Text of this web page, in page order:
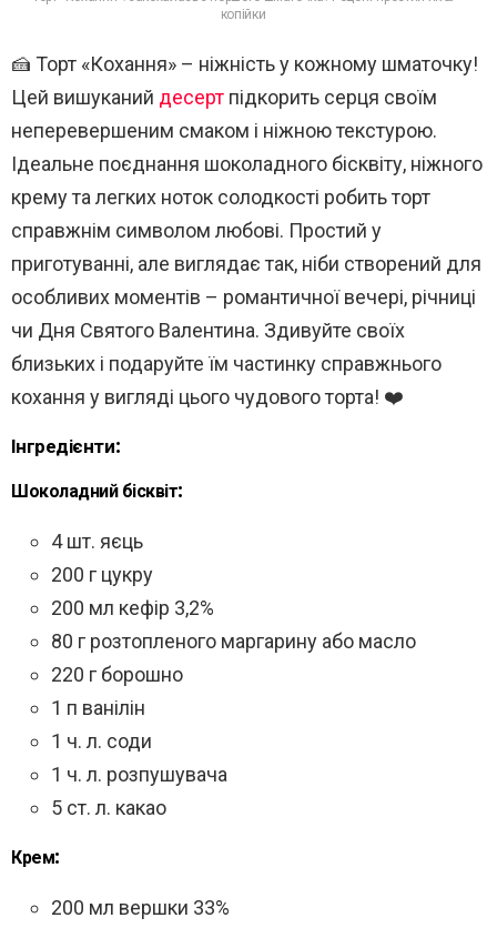
копійки
🍰 Торт «Кохання» – ніжність у кожному шматочку!
Цей вишуканий десерт підкорить серця своїм
неперевершеним смаком і ніжною текстурою.
Ідеальне поєднання шоколадного бісквіту, ніжного
крему та легких ноток солодкості робить торт
справжнім символом любові. Простий у
приготуванні, але виглядає так, ніби створений для
особливих моментів – романтичної вечері, річниці
чи Дня Святого Валентина. Здивуйте своїх
близьких і подаруйте їм частинку справжнього
кохання у вигляді цього чудового торта! ❤️
Інгредієнти:
Шоколадний бісквіт:
4 шт. яєць
200 г цукру
200 мл кефір 3,2%
80 г розтопленого маргарину або масло
220 г борошно
1 п ванілін
1 ч. л. соди
1 ч. л. розпушувача
5 ст. л. какао
Крем:
200 мл вершки 33%